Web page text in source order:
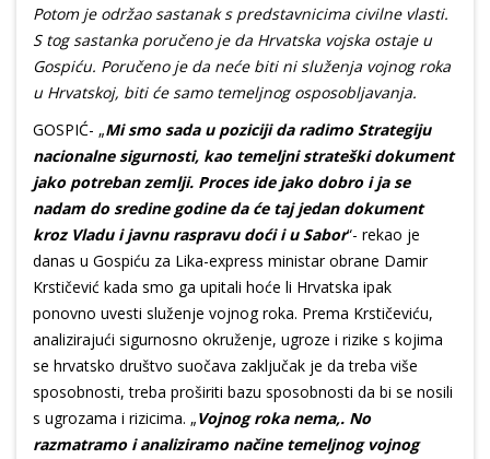
Potom je održao sastanak s predstavnicima civilne vlasti.
S tog sastanka poručeno je da Hrvatska vojska ostaje u
Gospiću. Poručeno je da neće biti ni služenja vojnog roka
u Hrvatskoj, biti će samo temeljnog osposobljavanja.
GOSPIĆ- „Mi smo sada u poziciji da radimo Strategiju
nacionalne sigurnosti, kao temeljni strateški dokument
jako potreban zemlji. Proces ide jako dobro i ja se
nadam do sredine godine da će taj jedan dokument
kroz Vladu i javnu raspravu doći i u Sabor“- rekao je
danas u Gospiću za Lika-express ministar obrane Damir
Krstičević kada smo ga upitali hoće li Hrvatska ipak
ponovno uvesti služenje vojnog roka. Prema Krstičeviću,
analizirajući sigurnosno okruženje, ugroze i rizike s kojima
se hrvatsko društvo suočava zaključak je da treba više
sposobnosti, treba proširiti bazu sposobnosti da bi se nosili
s ugrozama i rizicima. „Vojnog roka nema,. No
razmatramo i analiziramo načine temeljnog vojnog